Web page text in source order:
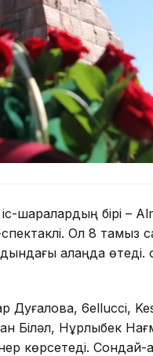
іс-шаралардың бірі
Ол 8 тамыз
алаңда өтеді.
Дуғалова, 6ellucci,
Біләл, Нұрлыбек
көрсетеді. Сондай-